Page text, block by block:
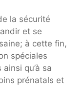
la sécurité
et se
à cette fin,
spéciales
qu’à sa
prénatals et